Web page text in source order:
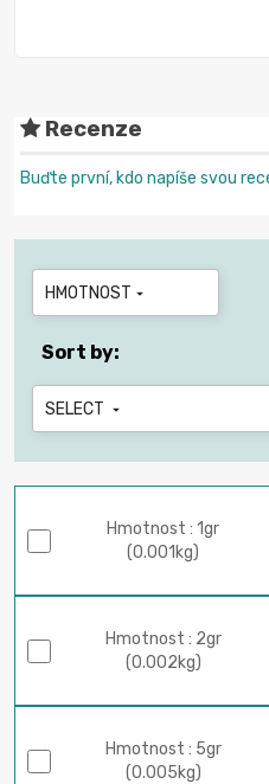
Recenze
Buďte první, kdo napíše svou
HMOTNOST 
Sort by:
SELECT 
Hmotnost : 1gr
(0.001kg)
Hmotnost : 2gr
(0.002kg)
Hmotnost : 5gr
(0.005kg)